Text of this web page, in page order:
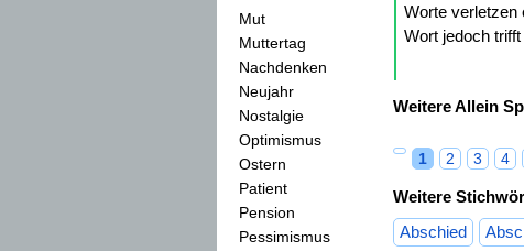
Mut
Muttertag
Nachdenken
Neujahr
Nostalgie
Optimismus
Ostern
Patient
Pension
Pessimismus
Worte verletzen
Wort jedoch
Weitere Allein
1 2 3 4
Weitere
Abschied